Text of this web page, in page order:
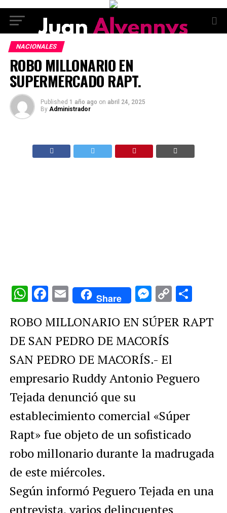
NACIONALES
ROBO MILLONARIO EN
SUPERMERCADO RAPT.
Published 1 año ago on abril 24, 2025
By Administrador
WhatsApp
Facebook
EmailShare
Copy
ROBO MILLONARIO EN SÚPER RAPT
DE SAN PEDRO DE MACORÍS
SAN PEDRO DE MACORÍS.- El
empresario Ruddy Antonio Peguero
Tejada denunció que su
establecimiento comercial «Súper
Rapt» fue objeto de un sofisticado
robo millonario durante la madrugada
de este miércoles.
Según informó Peguero Tejada en una
entrevista, varios delincuentes